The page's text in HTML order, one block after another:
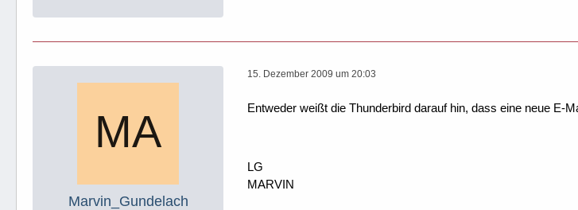
Marvin_Gundelach
15. Dezember 2009 um 20:03
Entweder weißt die Thunderbird darauf hin, dass eine neue E-
LG
MARVIN